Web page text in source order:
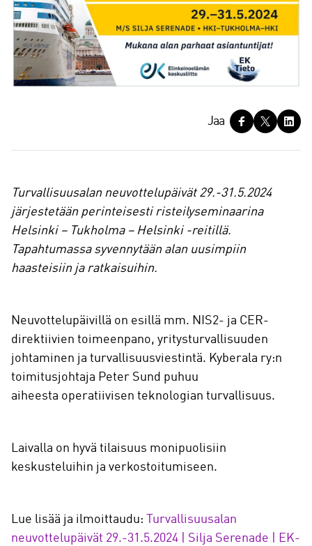
a
Jaa
Turvallisuusalan neuvottelupäivät 29.-31.5.2024
järjestetään perinteisesti risteilyseminaarina
Helsinki – Tukholma – Helsinki -reitillä.
Tapahtumassa syvennytään alan uusimpiin
haasteisiin ja ratkaisuihin.
Neuvottelupäivillä on esillä mm. NIS2- ja CER-
direktiivien toimeenpano, yritysturvallisuuden
johtaminen ja turvallisuusviestintä. Kyberala ry:n
toimitusjohtaja Peter Sund puhuu
aiheesta operatiivisen teknologian turvallisuus.
Laivalla on hyvä tilaisuus monipuolisiin
keskusteluihin ja verkostoitumiseen.
Lue lisää ja ilmoittaudu:
Turvallisuusalan
neuvottelupäivät 29.-31.5.2024 | Silja Serenade | EK-